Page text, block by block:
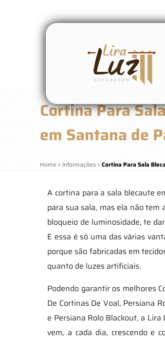
Cortina Para
em Santana de
Home » Informações »Cortina Para Sala
A cortina para a sala blecaute
para sua sala, mas ela não
bloqueio de luminosidade, te
E essa é só uma das várias
porque são fabricadas em
quanto de luzes artificiais.
Podendo garantir os melhores
De Cortinas De Voal, Persiana
e Persiana Rolo Blackout, a
vem, a cada dia, crescendo e